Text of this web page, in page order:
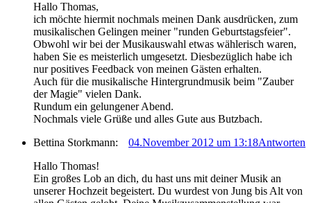
Hallo Thomas,
ich möchte hiermit nochmals meinen Dank ausdrücken, zum
musikalischen Gelingen meiner "runden Geburtstagsfeier".
Obwohl wir bei der Musikauswahl etwas wählerisch waren,
haben Sie es meisterlich umgesetzt. Diesbezüglich habe ich
nur positives Feedback von meinen Gästen erhalten.
Auch für die musikalische Hintergrundmusik beim "Zauber
der Magie" vielen Dank.
Rundum ein gelungener Abend.
Nochmals viele Grüße und alles Gute aus Butzbach.
Bettina Storkmann:
Antworten
04.November 2012 um 13:18
Hallo Thomas!
Ein großes Lob an dich, du hast uns mit deiner Musik an
unserer Hochzeit begeistert. Du wurdest von Jung bis Alt von